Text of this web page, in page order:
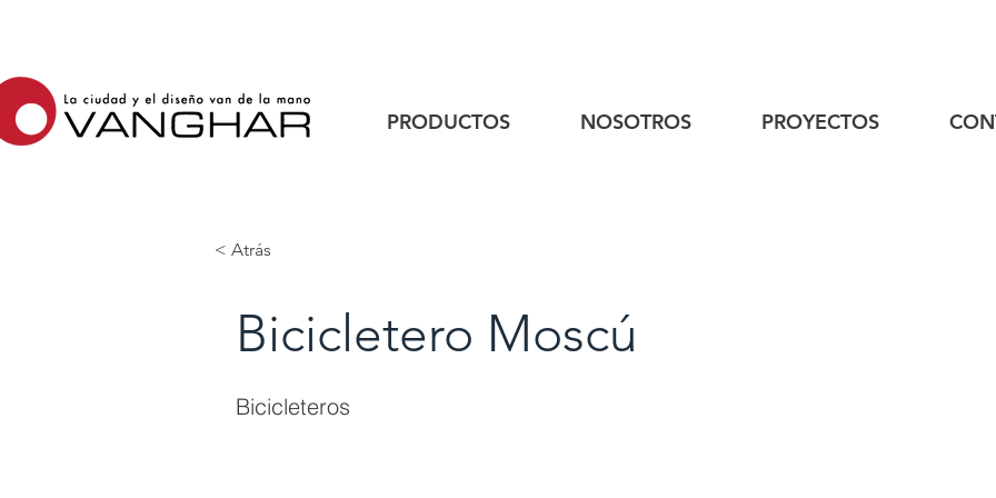
PRODUCTOS NOSOTROS PROYECTOS
< Atrás
Bicicletero Moscú
Bicicleteros